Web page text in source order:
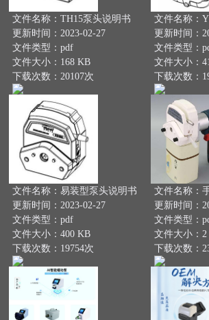
文件名称：TH15泵头说明书
更新时间：2023-02-27
文件类型：pdf
文件大小：168 KB
下载次数：20107次
文件名称：
更新时间：
文件类型：
文件大小：
下载次数：
文件名称：易装型泵头说明书
更新时间：2023-02-27
文件类型：pdf
文件大小：400 KB
下载次数：19754次
文件名称：
更新时间：
文件类型：
文件大小：2
下载次数：